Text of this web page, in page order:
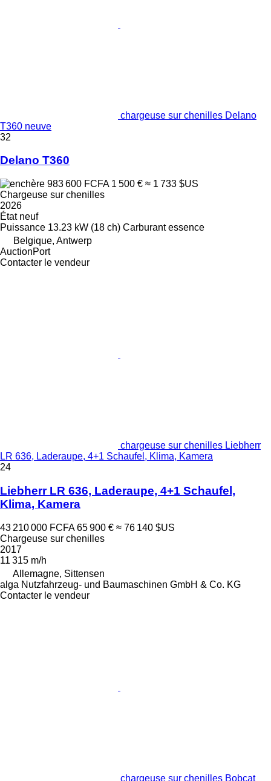
chargeuse sur chenilles Delano
T360 neuve
32
Delano T360
983 600 FCFA 1 500 € ≈ 1 733 $US
Chargeuse sur chenilles
2026
Étatneuf
Puissance 13.23 kW (18 ch) Carburant essence
Belgique, Antwerp
AuctionPort
Contacter le vendeur
chargeuse sur chenilles Liebherr
LR 636, Laderaupe, 4+1 Schaufel, Klima, Kamera
24
Liebherr LR 636, Laderaupe, 4+1 Schaufel,
Klima, Kamera
43 210 000 FCFA 65 900 € ≈ 76 140 $US
Chargeuse sur chenilles
2017
11 315 m/h
Allemagne, Sittensen
alga Nutzfahrzeug- und Baumaschinen GmbH & Co. KG
Contacter le vendeur
chargeuse sur chenilles Bobcat